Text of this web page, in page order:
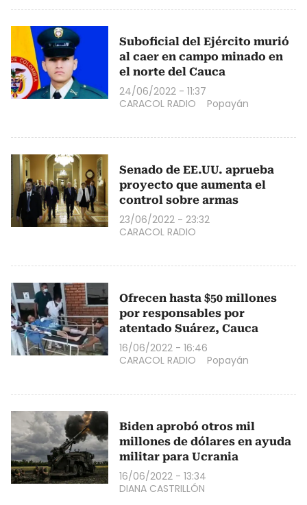
Suboficial del Ejército murió
al caer en campo minado en
el norte del Cauca
24/06/2022 - 11:37
CARACOL RADIO
Popayán
Senado de EE.UU. aprueba
proyecto que aumenta el
control sobre armas
23/06/2022 - 23:32
CARACOL RADIO
Ofrecen hasta $50 millones
por responsables por
atentado Suárez, Cauca
16/06/2022 - 16:46
CARACOL RADIO
Popayán
Biden aprobó otros mil
millones de dólares en ayuda
militar para Ucrania
16/06/2022 - 13:34
DIANA CASTRILLÓN